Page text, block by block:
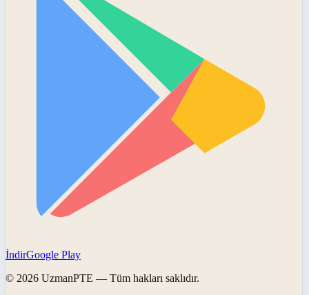
İndirGoogle Play
© 2026 UzmanPTE — Tüm hakları saklıdır.